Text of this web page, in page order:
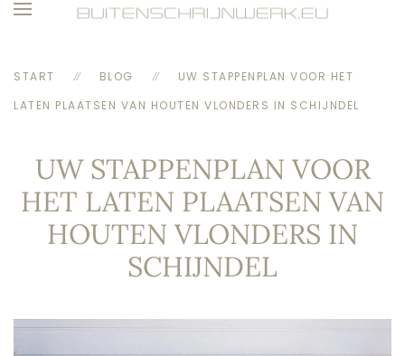
START BLOG
UW STAPPENPLAN VOOR HET
LATEN PLAATSEN VAN HOUTEN VLONDERS IN SCHIJNDEL
UW STAPPENPLAN VOOR
HET LATEN PLAATSEN VAN
HOUTEN VLONDERS IN
SCHIJNDEL